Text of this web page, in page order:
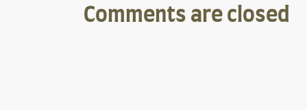
Comments are closed